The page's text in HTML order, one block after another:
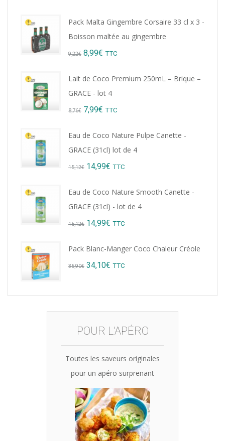
Pack Malta Gingembre Corsaire 33 cl x 3 -
Boisson maltée au gingembre
9,22€ Original
8,99€ Current
TTC
Lait de Coco Premium 250mL – Brique –
GRACE - lot 4
8,76€ Original
7,99€ Current
TTC
Eau de Coco Nature Pulpe Canette -
GRACE (31cl) lot de 4
15,12€ Original
14,99€ Current
TTC
Eau de Coco Nature Smooth Canette -
GRACE (31cl) - lot de 4
15,12€ Original
14,99€ Current
TTC
Pack Blanc-Manger Coco Chaleur Créole
35,90€ Original
was:
35,90€.
34,10€ Current
is:
34,10€.
TTC
POUR L'APÉRO
Toutes les saveurs originales
pour un apéro surprenant